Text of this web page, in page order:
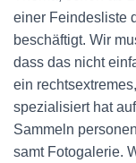
einer Feindesliste
beschäftigt. Wir
dass das nicht
ein
spezialisiert hat
Sammeln
samt Fotogalerie.